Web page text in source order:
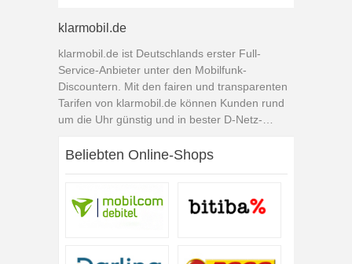
klarmobil.de
klarmobil.de ist Deutschlands erster Full-
Service-Anbieter unter den Mobilfunk-
Discountern. Mit den fairen und transparenten
Tarifen von klarmobil.de können Kunden rund
um die Uhr günstig und in bester D-Netz-
klarmobil.de bis zu 40€ Bonus pro Verkauf!
bewerben Sie ihre Produkte!
Beliebten Online-Shops